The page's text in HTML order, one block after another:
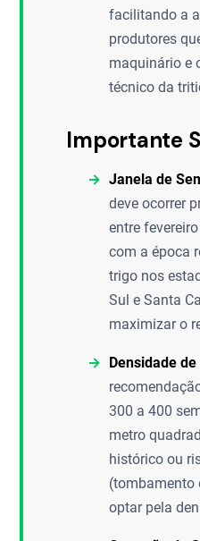
facilitando a
produtores
maquinário e
técnico da
Importante
Janela de
deve ocorrer
entre
com a época
trigo nos
Sul e Santa
maximizar o
Densidade
300 a 400
metro
histórico ou
(tombamento
optar pela